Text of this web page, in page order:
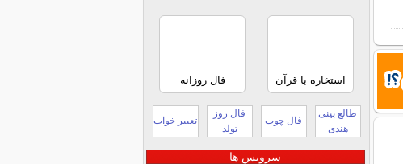
استخاره با قرآن فال روزانه
طالع بینی
هندی
فال چوب
فال روز
تولد
تعبیر خواب
سرویس ها